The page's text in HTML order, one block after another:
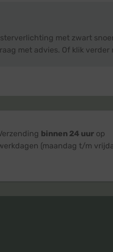
met zwart
met advies. Of klik
binnen 24 uurop
(maandag t/m